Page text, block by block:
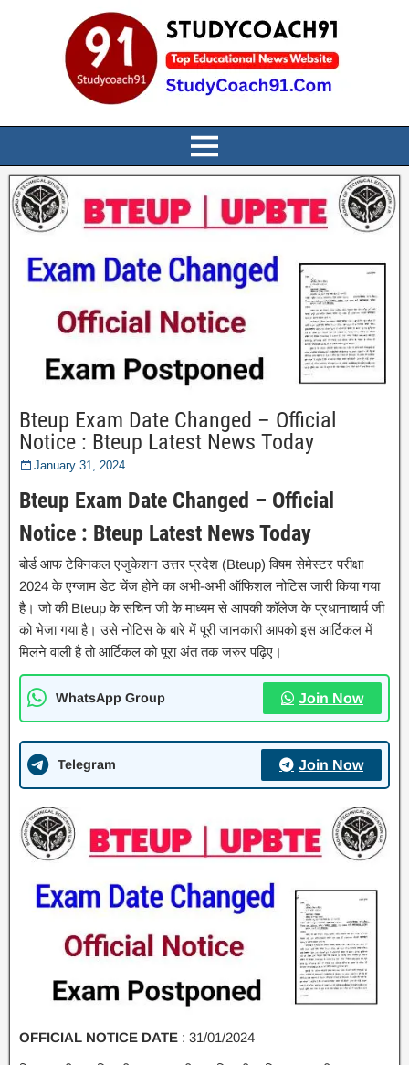
Bteup Exam Date Changed – Official
Notice : Bteup Latest News Today
January 31, 2024
Bteup Exam Date Changed – Official
Notice : Bteup Latest News Today
बोर्ड आफ टेक्निकल एजुकेशन उत्तर प्रदेश (Bteup) विषम सेमेस्टर परीक्षा
2024 के एग्जाम डेट चेंज होने का अभी-अभी ऑफिशल नोटिस जारी किया गया
है। जो की Bteup के सचिन जी के माध्यम से आपकी कॉलेज के प्रधानाचार्य जी
को भेजा गया है। उसे नोटिस के बारे में पूरी जानकारी आपको इस आर्टिकल में
मिलने वाली है तो आर्टिकल को पूरा अंत तक जरुर पढ़िए।
WhatsApp Group Join Now
Telegram Join Now
OFFICIAL NOTICE DATE : 31/01/2024